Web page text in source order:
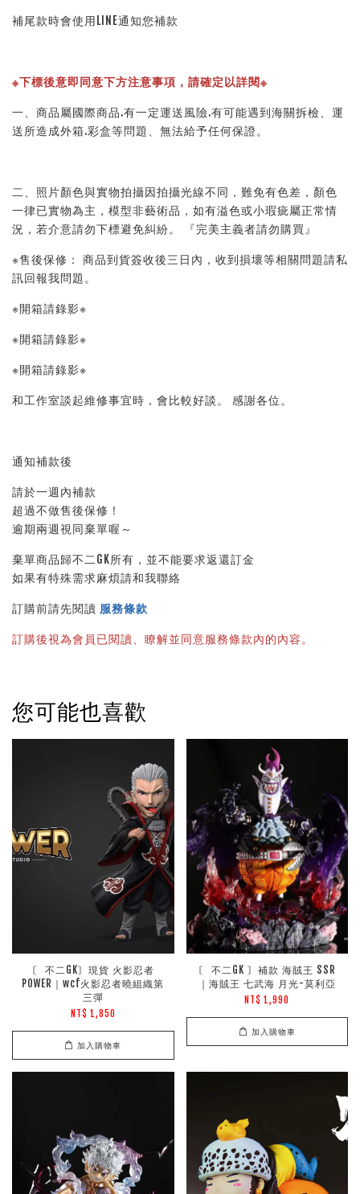
補尾款時會使用LINE通知您補款
※下標後意即同意下方注意事項，請確定以詳閱※
一、商品屬國際商品.有一定運送風險.有可能遇到海關拆檢、運
送所造成外箱.彩盒等問題、無法給予任何保證。
二、照片顏色與實物拍攝因拍攝光線不同，難免有色差，顏色
一律已實物為主，模型非藝術品，如有溢色或小瑕疵屬正常情
況，若介意請勿下標避免糾紛。 『完美主義者請勿購買』
※售後保修： 商品到貨簽收後三日內，收到損壞等相關問題請私
訊回報我問題。
※開箱請錄影※
※開箱請錄影※
※開箱請錄影※
和工作室談起維修事宜時，會比較好談。 感謝各位。
通知補款後
請於一週內補款
超過不做售後保修！
逾期兩週視同棄單喔～
棄單商品歸不二GK所有，並不能要求返還訂金
如果有特殊需求麻煩請和我聯絡
訂購前請先閱讀 服務條款
訂購後視為會員已閱讀、瞭解並同意服務條款內的內容。
您可能也喜歡
〘 不二GK〙現貨 火影忍者
POWER｜wcf火影忍者曉組織第
三彈
NT$ 1,850
加入購物車
〘 不二GK 〙補款 海賊王 SSR
｜海賊王 七武海 月光-莫利亞
NT$ 1,990
加入購物車